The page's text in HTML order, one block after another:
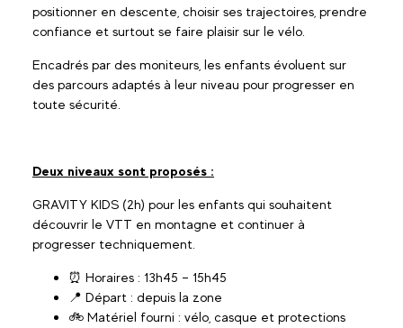
positionner en descente, choisir ses trajectoires, prendre
confiance et surtout se faire plaisir sur le vélo.
Encadrés par des moniteurs, les enfants évoluent sur
des parcours adaptés à leur niveau pour progresser en
toute sécurité.
Deux niveaux sont proposés :
GRAVITY KIDS (2h) pour les enfants qui souhaitent
découvrir le VTT en montagne et continuer à
progresser techniquement.
⏰ Horaires : 13h45 – 15h45
📍 Départ : depuis la zone
🚲 Matériel fourni : vélo, casque et protections